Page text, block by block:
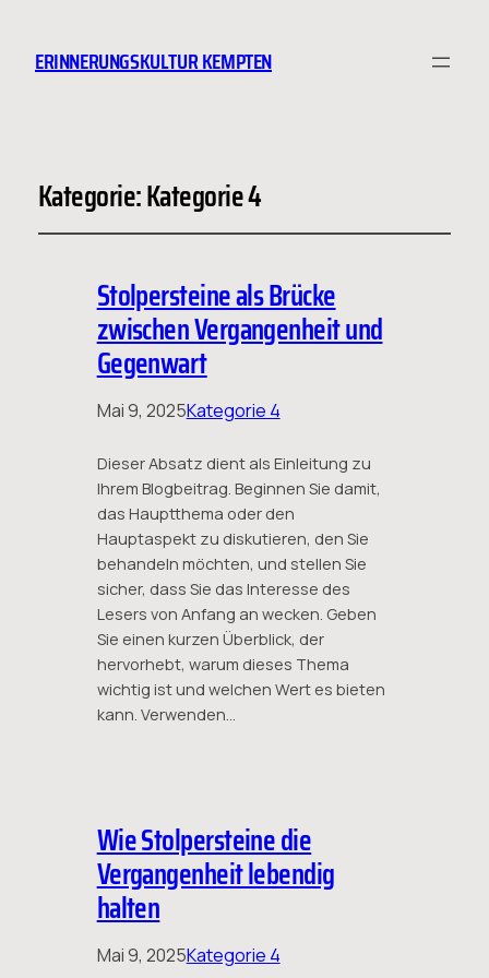
ERINNERUNGSKULTUR KEMPTEN
Kategorie:Kategorie 4
Stolpersteine als Brücke
zwischen Vergangenheit und
Gegenwart
Mai 9, 2025Kategorie 4
Dieser Absatz dient als Einleitung zu
Ihrem Blogbeitrag. Beginnen Sie damit,
das Hauptthema oder den
Hauptaspekt zu diskutieren, den Sie
behandeln möchten, und stellen Sie
sicher, dass Sie das Interesse des
Lesers von Anfang an wecken. Geben
Sie einen kurzen Überblick, der
hervorhebt, warum dieses Thema
wichtig ist und welchen Wert es bieten
kann. Verwenden…
Wie Stolpersteine die
Vergangenheit lebendig
halten
Mai 9, 2025Kategorie 4